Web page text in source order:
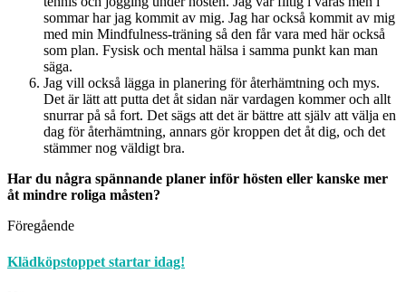
sommar har jag kommit av mig. Jag har också kommit av mig
med min Mindfulness-träning så den får vara med här också
som plan. Fysisk och mental hälsa i samma punkt kan man
säga.
Jag vill också lägga in planering för återhämtning och mys.
Det är lätt att putta det åt sidan när vardagen kommer och allt
snurrar på så fort. Det sägs att det är bättre att själv att välja en
dag för återhämtning, annars gör kroppen det åt dig, och det
stämmer nog väldigt bra.
Har du några spännande planer inför hösten eller kanske mer
åt mindre roliga måsten?
Föregående
Klädköpstoppet startar idag!